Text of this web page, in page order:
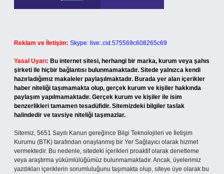
Reklam ve İletişim: Skype: live:.cid.575569c608265c69
Yasal Uyarı: Bu internet sitesi, herhangi bir marka, kurum veya şahıs
şirketi ile hiçbir bağlantısı bulunmamaktadır. Sitede yalnızca kendi
hazırladığımız makaleler paylaşılmaktadır. Burada yer alan içerikler
haber niteliği taşımamakta olup, gerçek kurum ve kişiler hakkında
paylaşım yapılmamaktadır. Gerçek kurum ve kişiler ile isim
benzerlikleri tamamen tesadüfidir. Sitemizdeki bilgiler taslak
halindedir ve tavsiye niteliği taşımazlar.
Sitemiz, 5651 Sayılı Kanun gereğince Bilgi Teknolojileri ve İletişim
Kurumu (BTK) tarafından onaylanmış bir Yer Sağlayıcı olarak hizmet
vermektedir. Bu nedenle, sitedeki içerikleri proaktif olarak denetleme
veya araştırma yükümlülüğümüz bulunmamaktadır. Ancak, üyelerimiz
yazdıkları içeriklerin sorumluluğunu taşımakta olup, siteye üye olarak bu